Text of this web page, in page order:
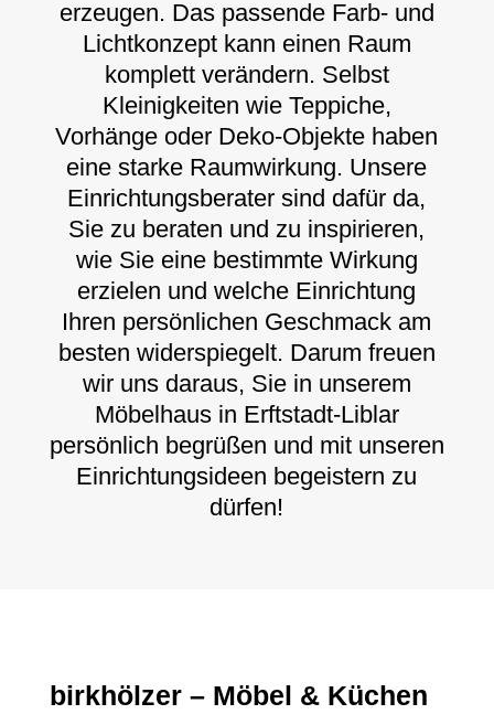
erzeugen. Das passende Farb- und
Lichtkonzept kann einen Raum
komplett verändern. Selbst
Kleinigkeiten wie Teppiche,
Vorhänge oder Deko-Objekte haben
eine starke Raumwirkung. Unsere
Einrichtungsberater sind dafür da,
Sie zu beraten und zu inspirieren,
wie Sie eine bestimmte Wirkung
erzielen und welche Einrichtung
Ihren persönlichen Geschmack am
besten widerspiegelt. Darum freuen
wir uns daraus, Sie in unserem
Möbelhaus in Erftstadt-Liblar
persönlich begrüßen und mit unseren
Einrichtungsideen begeistern zu
dürfen!
birkhölzer – Möbel & Küchen